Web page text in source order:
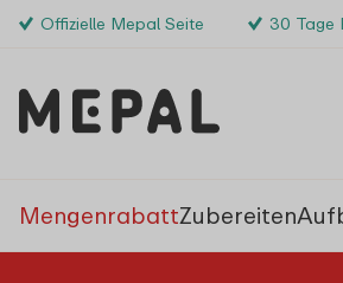
Offizielle Mepal Seite 30 Tage
MengenrabattZubereiten